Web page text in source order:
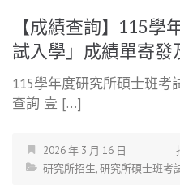
【成績查詢】115學
試入學」成績單寄發
115學年度研究所碩士班考
查詢 壹 […]
2026 年 3 月 16 日
研究所招生,研究所碩士班考